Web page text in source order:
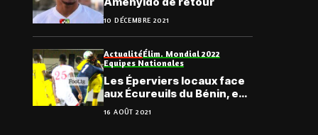
10 DÉCEMBRE 2021
ActualitéÉlim. Mondial 2022
Equipes Nationales
Les Éperviers locaux face
aux Écureuils du Bénin, en
Amical
16 AOÛT 2021